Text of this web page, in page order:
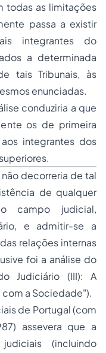
todas as limitações
passa a existir
integrantes do
a determinada
tais Tribunais, às
enunciadas.
conduziria a que
os de primeira
integrantes dos
decorreria de tal
de qualquer
campo judicial,
e admitir-se a
relações internas
foi a análise do
Judiciário (III): A
com a Sociedade").
de Portugal (com
assevera que a
(incluindo